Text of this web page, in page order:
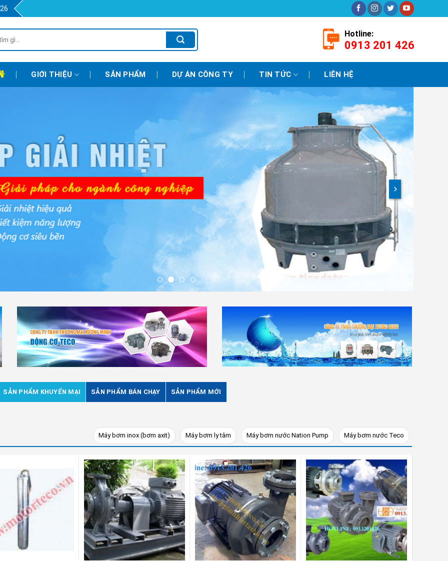
Hotline:
0913 201 426
GIỚI THIỆU SẢN PHẨM DỰ ÁN CÔNG TY TIN TỨC LIÊN HỆ
SẢN PHẨM KHUYẾN MẠI SẢN PHẨM BÁN CHẠY SẢN PHẨM MỚI
Máy bơm inox (bơm axit) Máy bơm ly tâm Máy bơm nước Nation Pump Máy bơm nước Teco